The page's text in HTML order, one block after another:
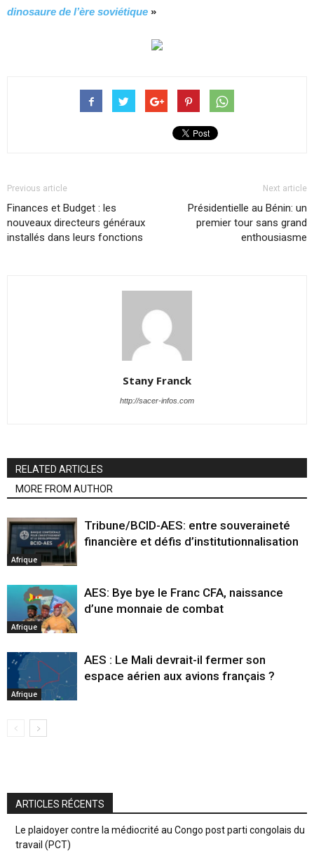
dinosaure de l’ère soviétique »
Previous article
Finances et Budget : les
nouveaux directeurs généraux
installés dans leurs fonctions
Next article
Présidentielle au Bénin: un
premier tour sans grand
enthousiasme
Stany Franck
http://sacer-infos.com
RELATED ARTICLES
MORE FROM AUTHOR
Afrique
Tribune/BCID-AES: entre souveraineté
financière et défis d’institutionnalisation
Afrique
AES: Bye bye le Franc CFA, naissance
d’une monnaie de combat
Afrique
AES : Le Mali devrait-il fermer son
espace aérien aux avions français ?
ARTICLES RÉCENTS
Le plaidoyer contre la médiocrité au Congo post parti congolais du
travail (PCT)